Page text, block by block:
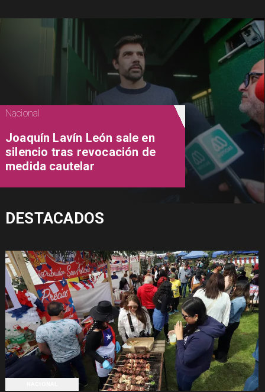
Nacional
Joaquín Lavín León sale en
silencio tras revocación de
medida cautelar
DESTACADOS